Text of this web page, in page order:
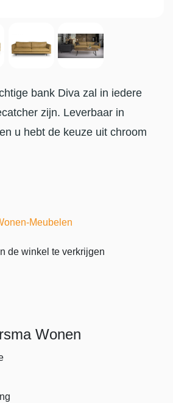
bank Diva zal in iedere
zijn. Leverbaar in
u hebt de keuze uit chroom
Meubelen
de winkel te verkrijgen
Wonen